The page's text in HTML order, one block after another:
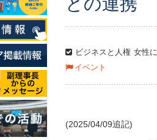
ビジネスと人権 女性
イベント
(2025/04/09追記)